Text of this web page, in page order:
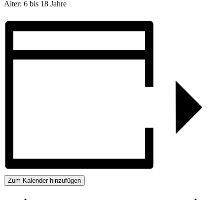
Alter: 6 bis 18 Jahre
Zum Kalender hinzufügen